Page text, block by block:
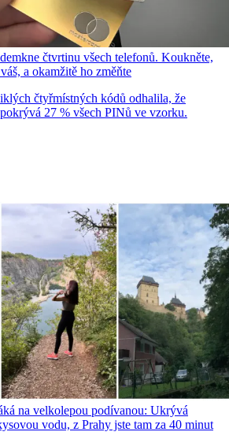
čtvrtinu všech telefonů. Koukněte,
a okamžitě ho změňte
čtyřmístných kódů odhalila, že
27 % všech PINů ve vzorku.
na velkolepou podívanou: Ukrývá
vodu, z Prahy jste tam za 40 minut